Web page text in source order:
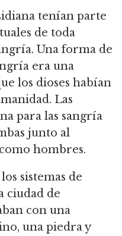
tenían parte
de toda
Una forma de
era una
los dioses habían
Las
para las sangría
junto al
hombres.
sistemas de
ciudad de
con una
una piedra y